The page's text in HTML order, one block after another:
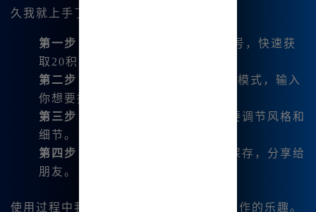
久我就上手了。
第一步
注册帐号，快速获
取20积分。
第二步
：进入软件，选择 "文生图" 模式，输入
你想要描述的场景。
第三步
：观察生成的图片，根据需要调节风格和
细节。
第四步
：直接将你的作品一键下载保存，分享给
朋友。
使用过程中我学到了许多，也体会到了创作的乐趣。